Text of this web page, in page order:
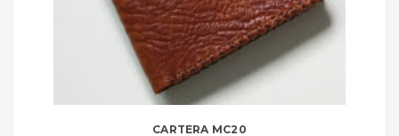
CARTERA MC20